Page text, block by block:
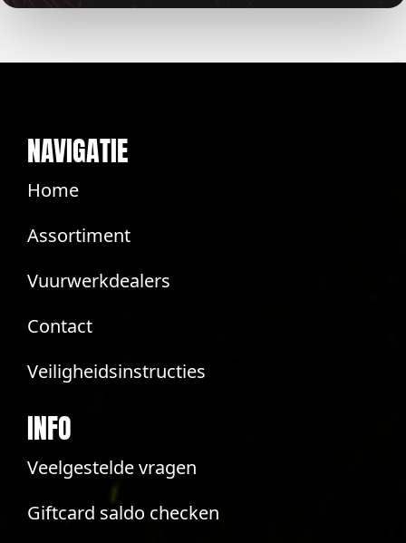
NAVIGATIE
Home
Assortiment
Vuurwerkdealers
Contact
Veiligheidsinstructies
INFO
Veelgestelde vragen
Giftcard saldo checken